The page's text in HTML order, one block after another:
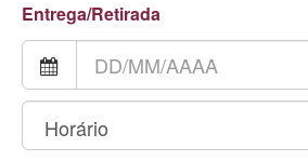
Entrega/Retirada